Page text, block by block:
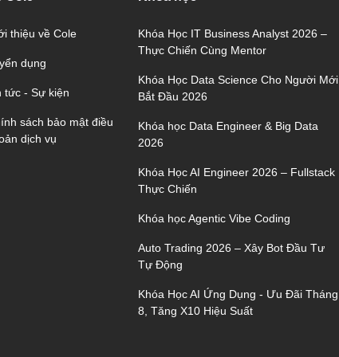
thiệu về Cole
dụng
tức - Sự kiện
sách bảo mật điều
dịch vụ
Khóa Học IT Business Analyst 2026 –
Thực Chiến Cùng Mentor
Khóa Học Data Science Cho Người Mới
Bắt Đầu 2026
Khóa học Data Engineer & Big Data
2026
Khóa Học AI Engineer 2026 – Fullstack
Thực Chiến
Khóa học Agentic Vibe Coding
Auto Trading 2026 – Xây Bot Đầu Tư
Tự Động
Khóa Học AI Ứng Dụng - Ưu Đãi Tháng
8, Tăng X10 Hiệu Suất